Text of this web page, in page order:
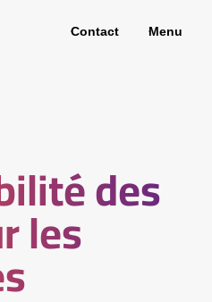
Contact Menu
des
les